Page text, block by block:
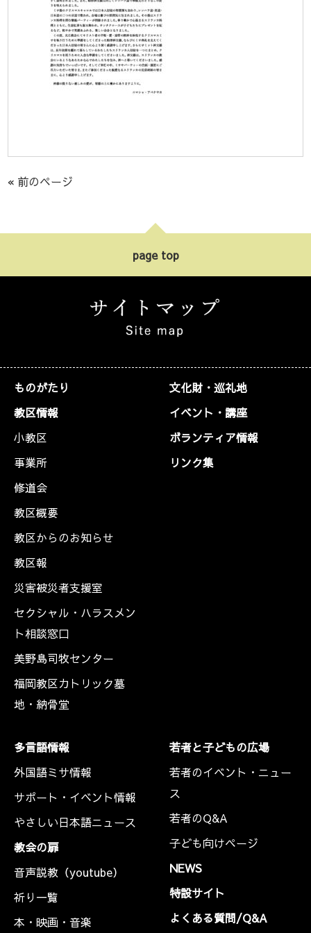
« 前のページ
page top
ものがたり
教区情報
小教区
事業所
修道会
教区概要
教区からのお知らせ
教区報
災害被災者支援室
セクシャル・ハラスメン
ト相談窓口
美野島司牧センター
福岡教区カトリック墓
地・納骨堂
文化財・巡礼地
イベント・講座
ボランティア情報
リンク集
多言語情報
外国語ミサ情報
サポート・イベント情報
やさしい日本語ニュース
教会の扉
音声説教（youtube）
祈り一覧
本・映画・音楽
若者と子どもの広場
若者のイベント・ニュー
ス
若者のQ&A
子ども向けページ
NEWS
特設サイト
よくある質問/Q&A